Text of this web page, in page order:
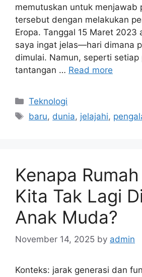
memutuskan untuk menjawab
tersebut dengan melakukan
Eropa. Tanggal 15 Maret 2023
saya ingat jelas—hari dimana
dimulai. Namun, seperti setiap
tantangan … Read more
Categories
Teknologi
Tags
baru, dunia, jelajahi,
Kenapa
Kita Tak Lagi
Anak Muda?
November 14, 2025 by admin
Konteks: jarak generasi dan